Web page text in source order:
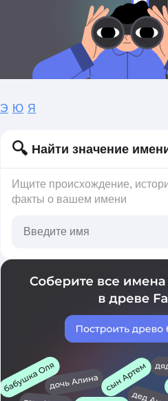
Э Ю Я
Найти значение
Ищите происхождение,
факты о вашем имени